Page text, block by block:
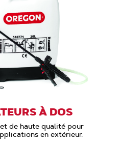
À DOS
de haute qualité pour
en extérieur.